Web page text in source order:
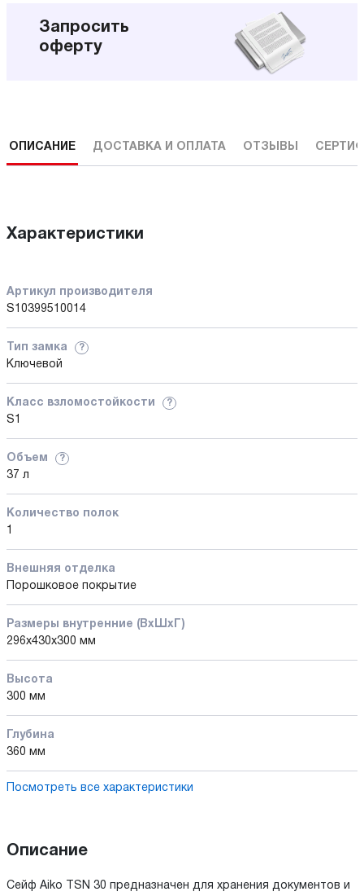
Запросить
оферту
ОПИСАНИЕ ДОСТАВКА И ОПЛАТА ОТЗЫВЫ
Характеристики
Артикул производителя
S10399510014
Тип замка ?
Ключевой
Класс взломостойкости ?
S1
Объем ?
37 л
Количество полок
1
Внешняя отделка
Порошковое покрытие
Размеры внутренние (ВхШхГ)
296x430x300 мм
Высота
300 мм
Глубина
360 мм
Посмотреть все характеристики
Описание
Сейф Aiko TSN 30 предназначен для хранения документов и